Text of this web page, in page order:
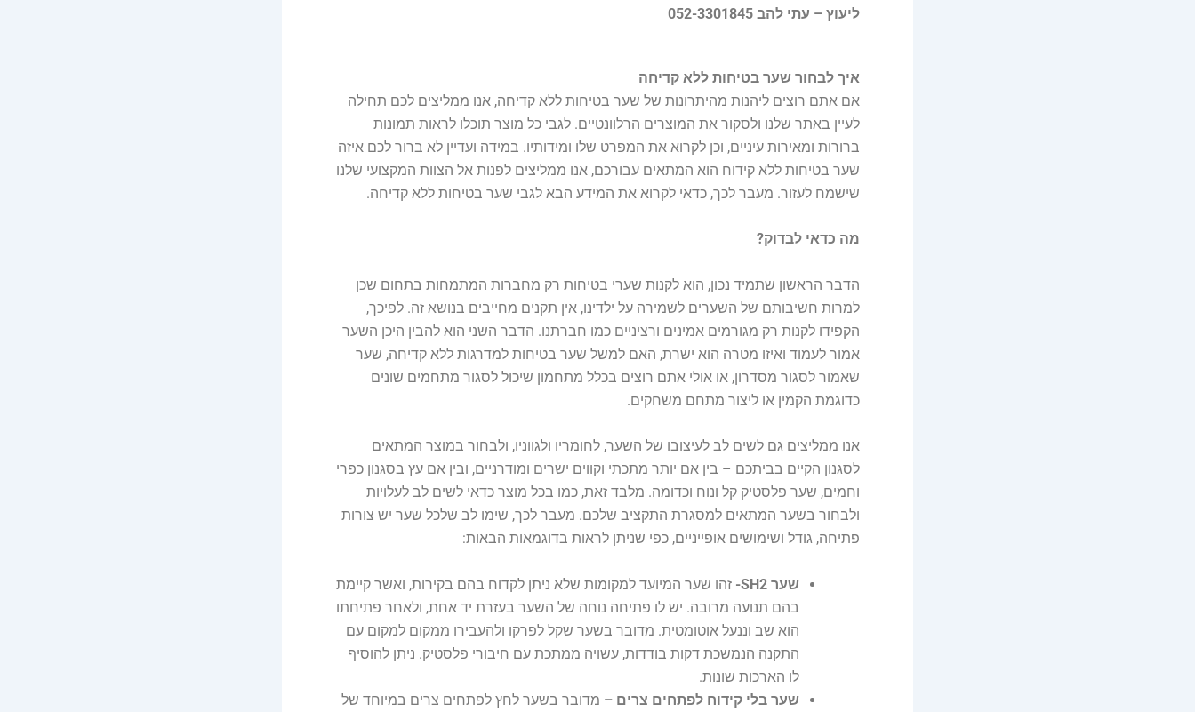
ליעוץ – עתי להב 052-3301845
איך לבחור שער בטיחות ללא קדיחה
אם אתם רוצים ליהנות מהיתרונות של שער בטיחות ללא קדיחה, אנו ממליצים לכם תחילה
לעיין באתר שלנו ולסקור את המוצרים הרלוונטיים. לגבי כל מוצר תוכלו לראות תמונות
ברורות ומאירות עיניים, וכן לקרוא את המפרט שלו ומידותיו. במידה ועדיין לא ברור לכם איזה
שער בטיחות ללא קידוח הוא המתאים עבורכם, אנו ממליצים לפנות אל הצוות המקצועי שלנו
שישמח לעזור. מעבר לכך, כדאי לקרוא את המידע הבא לגבי שער בטיחות ללא קדיחה.
מה כדאי לבדוק?
הדבר הראשון שתמיד נכון, הוא לקנות שערי בטיחות רק מחברות המתמחות בתחום שכן
למרות חשיבותם של השערים לשמירה על ילדינו, אין תקנים מחייבים בנושא זה. לפיכך,
הקפידו לקנות רק מגורמים אמינים ורציניים כמו חברתנו. הדבר השני הוא להבין היכן השער
אמור לעמוד ואיזו מטרה הוא ישרת, האם למשל שער בטיחות למדרגות ללא קדיחה, שער
שאמור לסגור מסדרון, או אולי אתם רוצים בכלל מתחמון שיכול לסגור מתחמים שונים
כדוגמת הקמין או ליצור מתחם משחקים.
אנו ממליצים גם לשים לב לעיצובו של השער, לחומריו ולגווניו, ולבחור במוצר המתאים
לסגנון הקיים בביתכם – בין אם יותר מתכתי וקווים ישרים ומודרניים, ובין אם עץ בסגנון כפרי
וחמים, שער פלסטיק קל ונוח וכדומה. מלבד זאת, כמו בכל מוצר כדאי לשים לב לעלויות
ולבחור בשער המתאים למסגרת התקציב שלכם. מעבר לכך, שימו לב שלכל שער יש צורות
פתיחה, גודל ושימושים אופייניים, כפי שניתן לראות בדוגמאות הבאות:
שער SH2-
זהו שער המיועד למקומות שלא ניתן לקדוח בהם בקירות, ואשר קיימת
בהם תנועה מרובה. יש לו פתיחה נוחה של השער בעזרת יד אחת, ולאחר פתיחתו
הוא שב וננעל אוטומטית. מדובר בשער שקל לפרקו ולהעבירו ממקום למקום עם
התקנה הנמשכת דקות בודדות, עשויה ממתכת עם חיבורי פלסטיק. ניתן להוסיף
לו הארכות שונות.
שער בלי קידוח לפתחים צרים – מדובר בשער לחץ לפתחים צרים במיוחד של